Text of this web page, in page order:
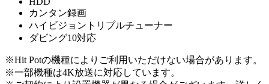
カンタン録画
ハイビジョントリプルチューナー
ダビング10対応
※Hit Potの機種によりご利用いただけない場合があります。
※一部機種は4K放送に対応しています。